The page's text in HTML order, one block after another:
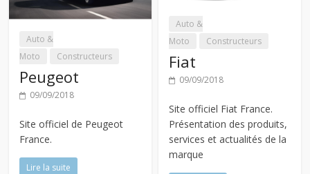
Auto &
Moto
Constructeurs
Peugeot
09/09/2018
Site officiel de Peugeot
France.
Lire la suite
Auto &
Moto
Constructeurs
Fiat
09/09/2018
Site officiel Fiat France.
Présentation des produits,
services et actualités de la
marque